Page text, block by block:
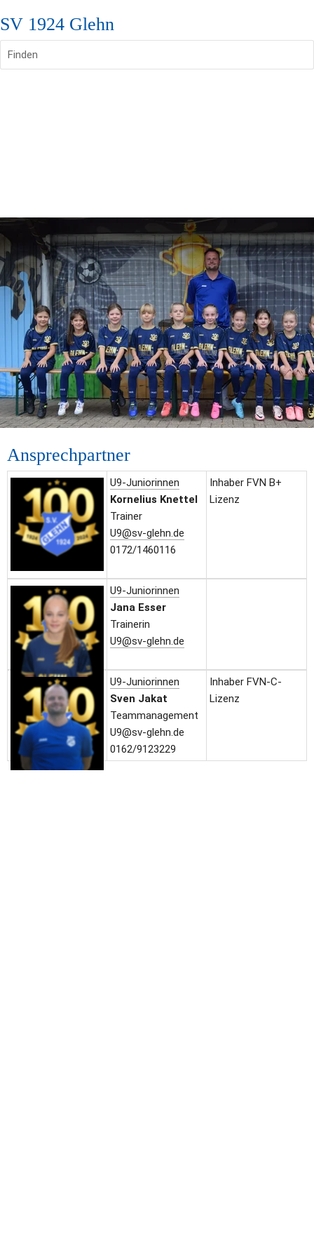
SV 1924 Glehn
Finden
Ansprechpartner
U9-Juniorinnen
Kornelius Knettel
Trainer
U9@sv-glehn.de
0172/1460116
Inhaber FVN B+
Lizenz
U9-Juniorinnen
Jana Esser
Trainerin
U9@sv-glehn.de
U9-Juniorinnen
Sven Jakat
Teammanagement
U9@sv-glehn.de
0162/9123229
Inhaber FVN-C-
Lizenz